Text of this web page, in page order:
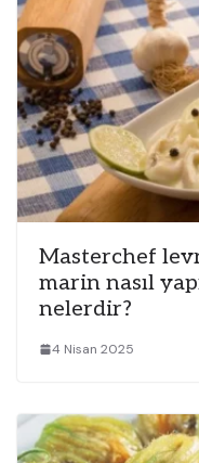
Masterchef
marin nasıl
nelerdir?
4 Nisan 2025